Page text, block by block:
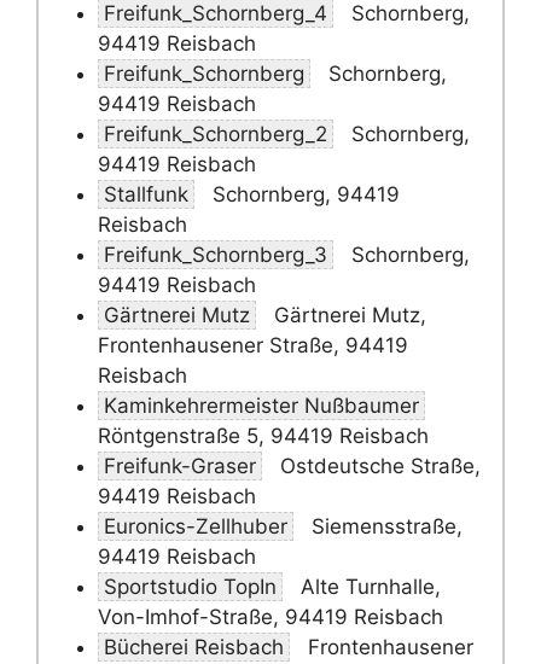
Freifunk_Schornberg_4
Schornberg,
94419 Reisbach
Freifunk_Schornberg
Schornberg,
94419 Reisbach
Freifunk_Schornberg_2
Schornberg,
94419 Reisbach
Stallfunk
Schornberg, 94419
Reisbach
Freifunk_Schornberg_3
Schornberg,
94419 Reisbach
Gärtnerei Mutz
Gärtnerei Mutz,
Frontenhausener Straße, 94419
Reisbach
Kaminkehrermeister Nußbaumer
Röntgenstraße 5, 94419 Reisbach
Freifunk-Graser
Ostdeutsche Straße,
94419 Reisbach
Euronics-Zellhuber
Siemensstraße,
94419 Reisbach
Sportstudio TopIn
Alte Turnhalle,
Von-Imhof-Straße, 94419 Reisbach
Bücherei Reisbach
Frontenhausener